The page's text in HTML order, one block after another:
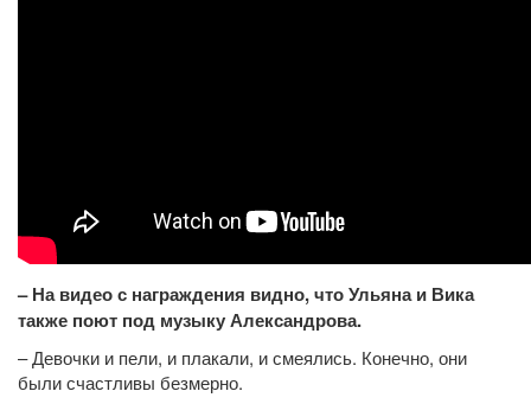
– На видео с награждения видно, что Ульяна и Вика
также поют под музыку Александрова.
– Девочки и пели, и плакали, и смеялись. Конечно, они
были счастливы безмерно.